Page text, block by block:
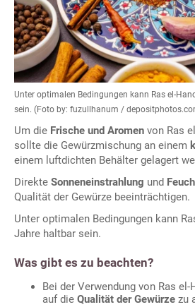
Unter optimalen Bedingungen kann Ras el-
sein. (Foto by: fuzullhanum /
Um die Frische und Aromen von Ras
sollte die Gewürzmischung an einem
einem luftdichten Behälter gelagert
Direkte Sonneneinstrahlung und
Qualität der Gewürze beeinträchtigen.
Unter optimalen Bedingungen kann
Jahre haltbar sein.
Was gibt es zu beachten?
Bei der Verwendung von Ras
auf die Qualität der Gewürze zu